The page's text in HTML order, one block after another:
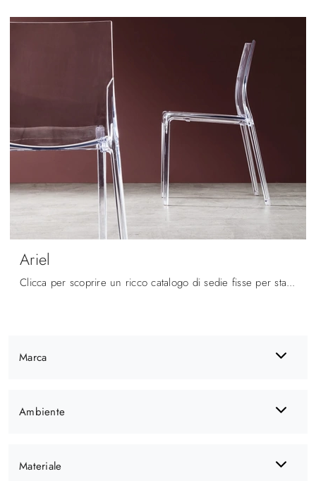
Marca
Ambiente
Materiale
Ariel
Clicca per scoprire un ricco catalogo di sedie fisse per stanze design: il modello Ariel di Maronese ti aspetta!